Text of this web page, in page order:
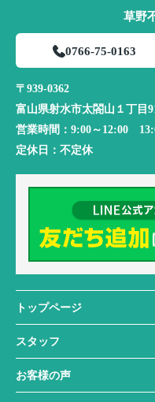
草野
0766-75-0163
〒939-0362
富山県射水市太閤山１丁目
営業時間： 9:00～12:00
定休日： 不定休
トップページ
スタッフ
お客様の声